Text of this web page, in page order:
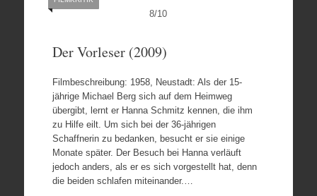
8/10
Der Vorleser (2009)
Filmbeschreibung: 1958, Neustadt: Als der 15-
jährige Michael Berg sich auf dem Heimweg
übergibt, lernt er Hanna Schmitz kennen, die ihm
zu Hilfe eilt. Um sich bei der 36-jährigen
Schaffnerin zu bedanken, besucht er sie einige
Monate später. Der Besuch bei Hanna verläuft
jedoch anders, als er es sich vorgestellt hat, denn
die beiden schlafen miteinander.…